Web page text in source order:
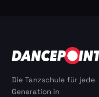
Die Tanzschule für jede
Generation in